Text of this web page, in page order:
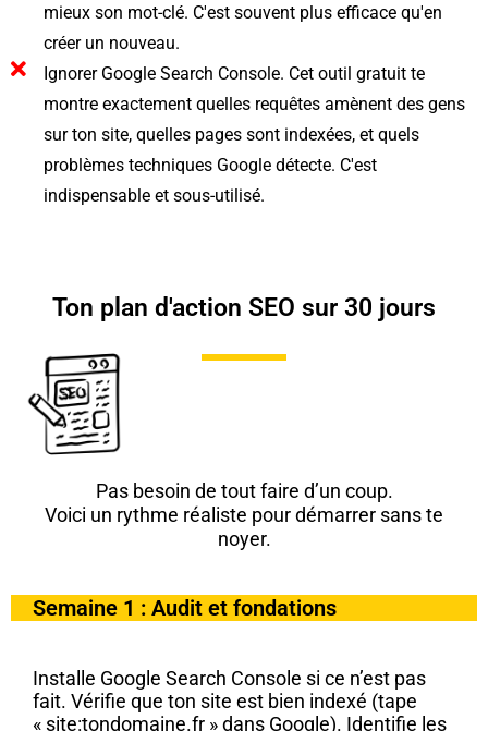
mieux son mot-clé. C'est souvent plus efficace qu'en
créer un nouveau.
Ignorer Google Search Console. Cet outil gratuit te
montre exactement quelles requêtes amènent des gens
sur ton site, quelles pages sont indexées, et quels
problèmes techniques Google détecte. C'est
indispensable et sous-utilisé.
Ton plan d'action SEO sur 30 jours
Pas besoin de tout faire d’un coup.
Voici un rythme réaliste pour démarrer sans te
noyer.
Semaine 1 : Audit et fondations
Installe Google Search Console si ce n’est pas
fait. Vérifie que ton site est bien indexé (tape
« site:tondomaine.fr » dans Google). Identifie les